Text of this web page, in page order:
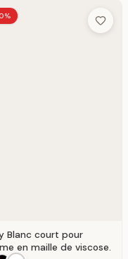
Add to
Blanc court pour
en maille de viscose.